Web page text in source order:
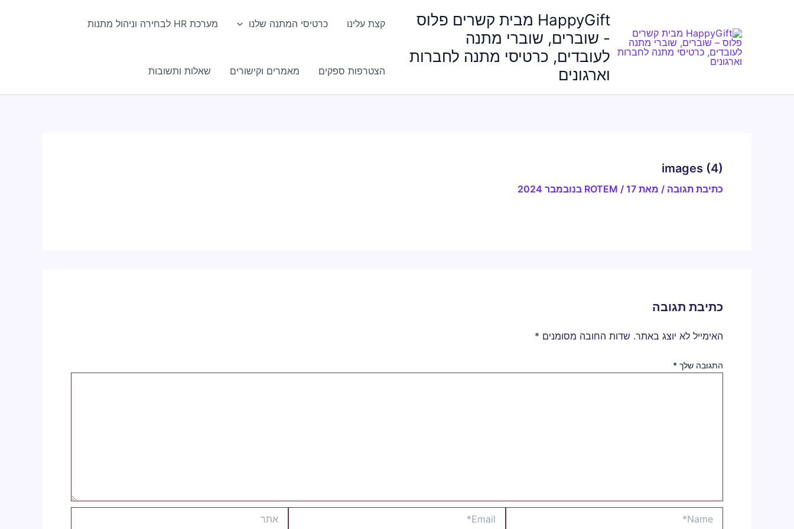
HappyGift מבית קשרים פלוס
- שוברים, שוברי מתנה
לעובדים, כרטיסי מתנה לחברות
וארגונים
קצת עלינו כרטיסי המתנה שלנו מערכת HR לבחירה וניהול מתנות
הצטרפות ספקים מאמרים וקישורים שאלות ותשובות
images (4)
כתיבת תגובה / מאת ROTEM / 17 בנובמבר 2024
כתיבת תגובה
האימייל לא יוצג באתר. שדות החובה מסומנים *
התגובה שלך *